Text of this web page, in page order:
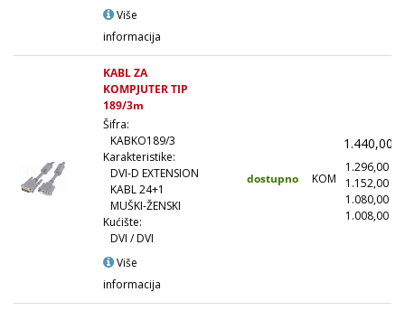
Više
informacija
KABL ZA
KOMPJUTER TIP
189/3m
Šifra:
KABKO189/3
Karakteristike:
DVI-D EXTENSION
KABL 24+1
MUŠKI-ŽENSKI
Kućište:
DVI / DVI
Više
informacija
dostupno KOM
1.440,00
1.296,00
1.152,00
1.080,00
1.008,00